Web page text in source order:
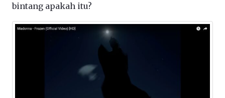
bintang apakah itu?